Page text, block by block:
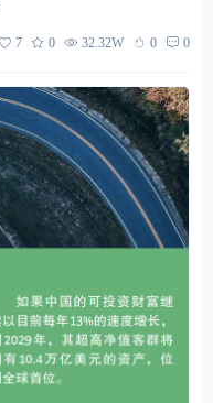
7 0 32.32W 0 0